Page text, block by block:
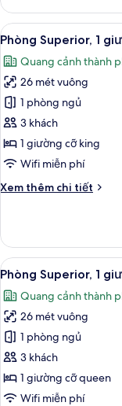
phố
Phòng
giường
Superior,
quang
cảnh
thành
phố
Xem
tất
cả
ảnh
Phòng
Superior,
1
giường
king,
thành
phố
7
Phòng Superior, 1
Quang cảnh thành
26 mét vuông
1 phòng ngủ
3 khách
1 giường cỡ king
Wifi miễn phí
Xem thêm chi tiết
Chi
Phòng
Superior,
1
giường
cỡ
king,
quang
cảnh
thành
phố
Xem
tất
cả
ảnh
Phòng
Superior,
1
giường
7
Phòng Superior, 1
Quang cảnh thành
26 mét vuông
1 phòng ngủ
3 khách
1 giường cỡ queen
Wifi miễn phí